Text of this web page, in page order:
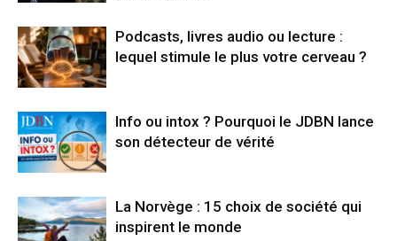
Podcasts, livres audio ou lecture :
lequel stimule le plus votre cerveau ?
Info ou intox ? Pourquoi le JDBN lance
son détecteur de vérité
La Norvège : 15 choix de société qui
inspirent le monde